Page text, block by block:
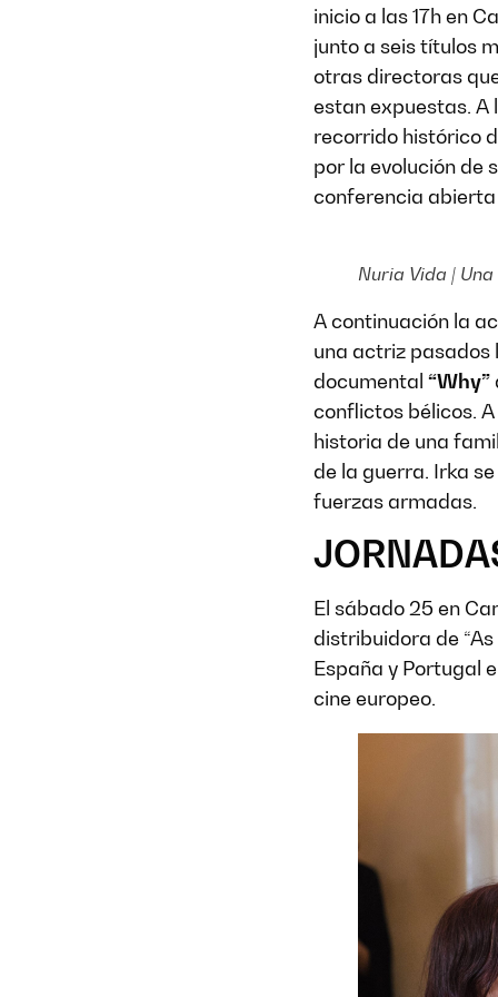
inicio a las 17h en
junto a seis títulos
otras directoras
estan expuestas. A
recorrido histórico
por la evolución de
conferencia
Nuria Vida |
A continuación la
una actriz pasados
documental “Why”
conflictos bélicos.
historia de una
de la guerra. Irka
fuerzas armadas.
El sábado 25 en
distribuidora de
España y Portugal
cine europeo.